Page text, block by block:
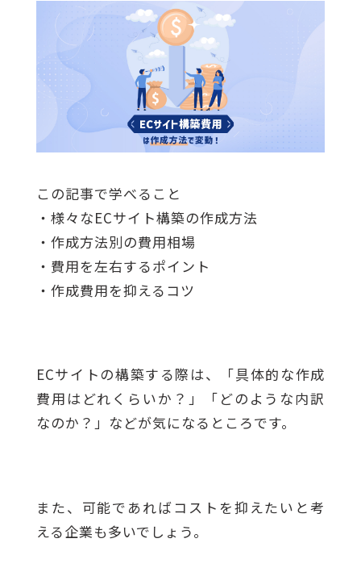
この記事で学べること
・様々なECサイト構築の作成方法
・作成方法別の費用相場
・費用を左右するポイント
・作成費用を抑えるコツ
ECサイトの構築する際は、「具体的な作成
費用はどれくらいか？」「どのような内訳
なのか？」などが気になるところです。
また、可能であればコストを抑えたいと考
える企業も多いでしょう。